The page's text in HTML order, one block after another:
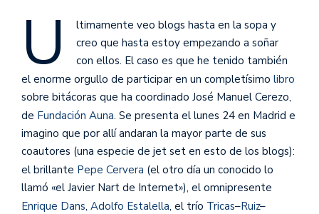
U
ltimamente veo blogs hasta en la sopa y
creo que hasta estoy empezando a soñar
con ellos. El caso es que he tenido también
el enorme orgullo de participar en un completísimo libro
sobre bitácoras que ha coordinado José Manuel Cerezo,
de Fundación Auna. Se presenta el lunes 24 en Madrid e
imagino que por allí andaran la mayor parte de sus
coautores (una especie de jet set en esto de los blogs):
el brillante Pepe Cervera (el otro día un conocido lo
llamó «el Javier Nart de Internet»), el omnipresente
Enrique Dans, Adolfo Estalella, el trío Tricas–Ruiz–